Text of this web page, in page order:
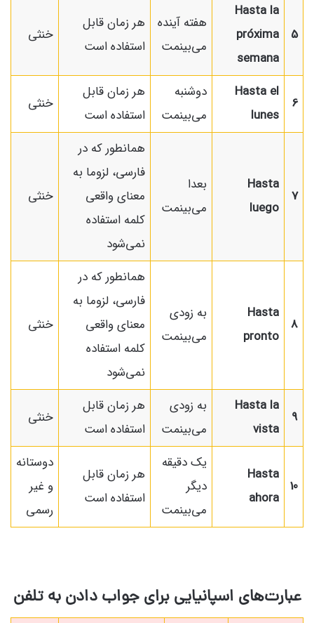
5
Hasta la
próxima
semana
هفته آینده
می‌بینمت
هر زمان قابل
استفاده است
خنثی
6
Hasta el
lunes
دوشنبه
می‌بینمت
هر زمان قابل
استفاده است
خنثی
7
Hasta
luego
بعدا
می‌بینمت
همانطور که در
فارسی، لزوما به
معنای واقعی
کلمه استفاده
نمی‌شود
خنثی
8
Hasta
pronto
به زودی
می‌بینمت
همانطور که در
فارسی، لزوما به
معنای واقعی
کلمه استفاده
نمی‌شود
خنثی
9
Hasta la
vista
به زودی
می‌بینمت
هر زمان قابل
استفاده است
خنثی
10
Hasta
ahora
یک دقیقه
دیگر
می‌بینمت
هر زمان قابل
استفاده است
دوستانه
و غیر
رسمی
عبارت‌های اسپانیایی برای جواب دادن به تلفن